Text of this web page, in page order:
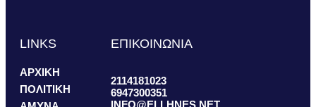
LINKS
ΑΡΧΙΚΗ
ΠΟΛΙΤΙΚΗ
ΕΠΙΚΟΙΝΩΝΙΑ
2114181023
6947300351
INFO@ELLHNES.NET